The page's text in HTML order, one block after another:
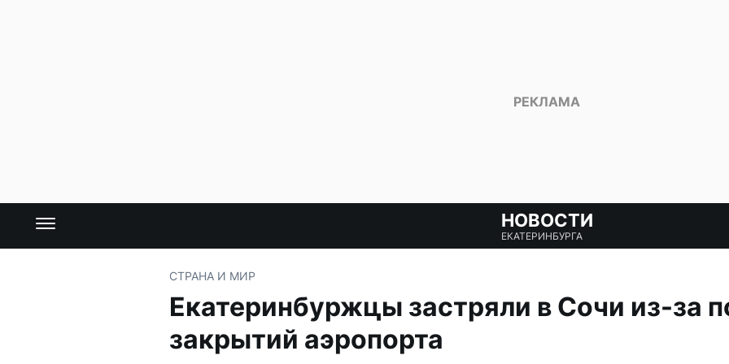
НОВОСТИ
ЕКАТЕРИНБУРГА
СТРАНА И МИР
Екатеринбуржцы застряли в Сочи из-за
закрытий аэропорта